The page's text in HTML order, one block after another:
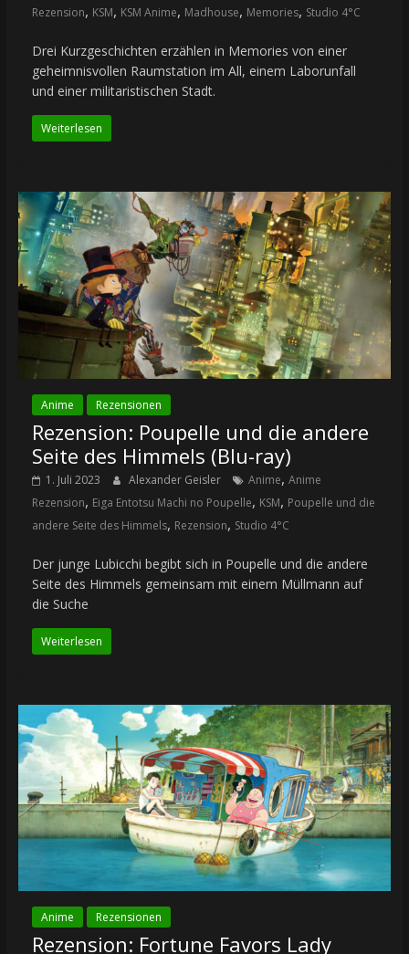
Rezension, KSM, KSM Anime, Madhouse, Memories, Studio 4°C
Drei Kurzgeschichten erzählen in Memories von einer
geheimnisvollen Raumstation im All, einem Laborunfall
und einer militaristischen Stadt.
Weiterlesen
Anime Rezensionen
Rezension: Poupelle und die andere
Seite des Himmels (Blu-ray)
1. Juli 2023 Alexander Geisler Anime, Anime
Rezension, Eiga Entotsu Machi no Poupelle, KSM, Poupelle und die
andere Seite des Himmels, Rezension, Studio 4°C
Der junge Lubicchi begibt sich in Poupelle und die andere
Seite des Himmels gemeinsam mit einem Müllmann auf
die Suche
Weiterlesen
Anime Rezensionen
Rezension: Fortune Favors Lady